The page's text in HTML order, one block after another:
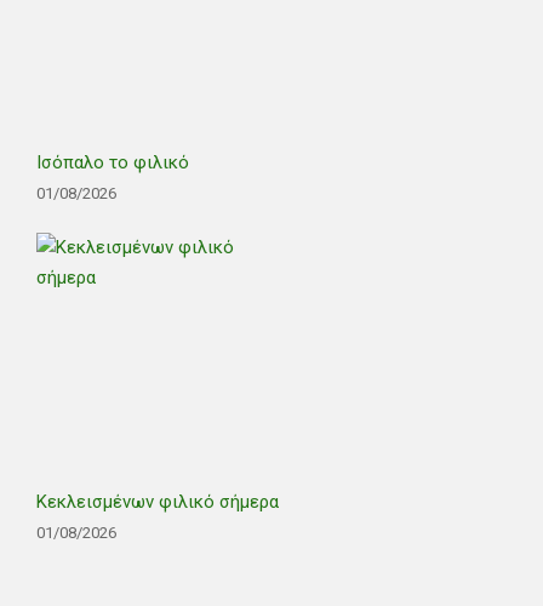
Ισόπαλο το φιλικό
01/08/2026
Κεκλεισμένων φιλικό σήμερα
01/08/2026